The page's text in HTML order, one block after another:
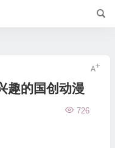
趣的国创动漫
726